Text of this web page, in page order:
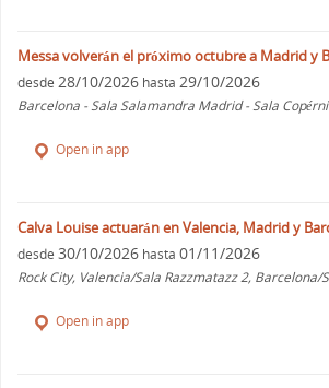
Messa volverán el próximo octubre a Madrid y
desde 28/10/2026 hasta 29/10/2026
Barcelona - Sala Salamandra Madrid - Sala
Open in app
Calva Louise actuarán en Valencia, Madrid y
desde 30/10/2026 hasta 01/11/2026
Rock City, Valencia/Sala Razzmatazz 2,
Open in app